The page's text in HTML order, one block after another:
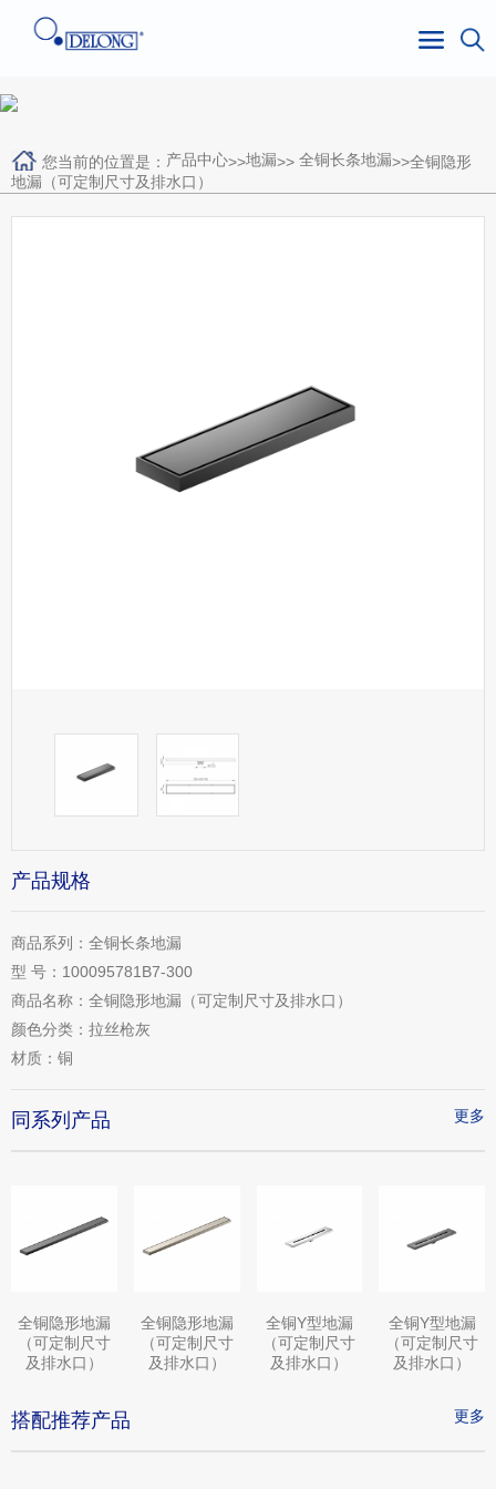
您当前的位置是： 产品中心>>地漏>>全铜长条地漏>>全铜隐形
地漏（可定制尺寸及排水口）
产品规格
商品系列： 全铜长条地漏
型 号： 100095781B7-300
商品名称： 全铜隐形地漏（可定制尺寸及排水口）
颜色分类： 拉丝枪灰
材质： 铜
同系列产品 更多
全铜隐形地漏
（可定制尺寸
及排水口）
全铜隐形地漏
（可定制尺寸
及排水口）
全铜Y型地漏
（可定制尺寸
及排水口）
全铜Y型地漏
（可定制尺寸
及排水口）
搭配推荐产品 更多